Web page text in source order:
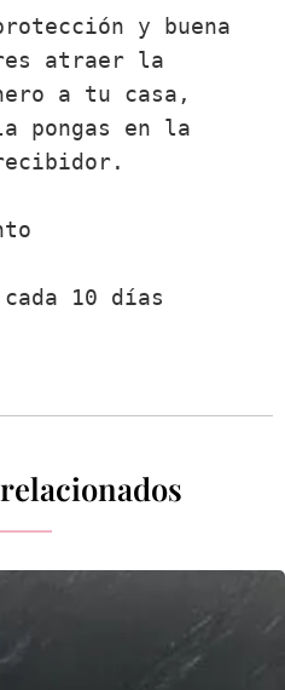
y buena
atraer la
a tu casa,
pongas en la
10 días